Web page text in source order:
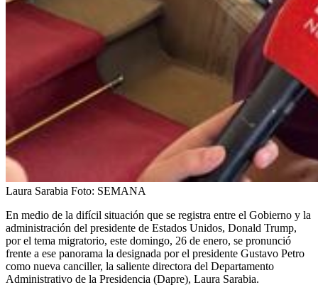
Laura Sarabia Foto: SEMANA
En medio de la difícil situación que se registra entre el Gobierno y la
administración del presidente de Estados Unidos, Donald Trump,
por el tema migratorio, este domingo, 26 de enero, se pronunció
frente a ese panorama la designada por el presidente Gustavo Petro
como nueva canciller, la saliente directora del Departamento
Administrativo de la Presidencia (Dapre), Laura Sarabia.